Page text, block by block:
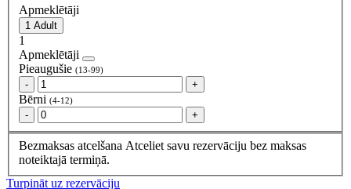
Apmeklētāji
1
Apmeklētāji
Pieaugušie (13-99)
- +
Bērni (4-12)
- +
Bezmaksas atcelšana Atceliet savu rezervāciju bez maksas
noteiktajā termiņā.
Turpināt uz rezervāciju